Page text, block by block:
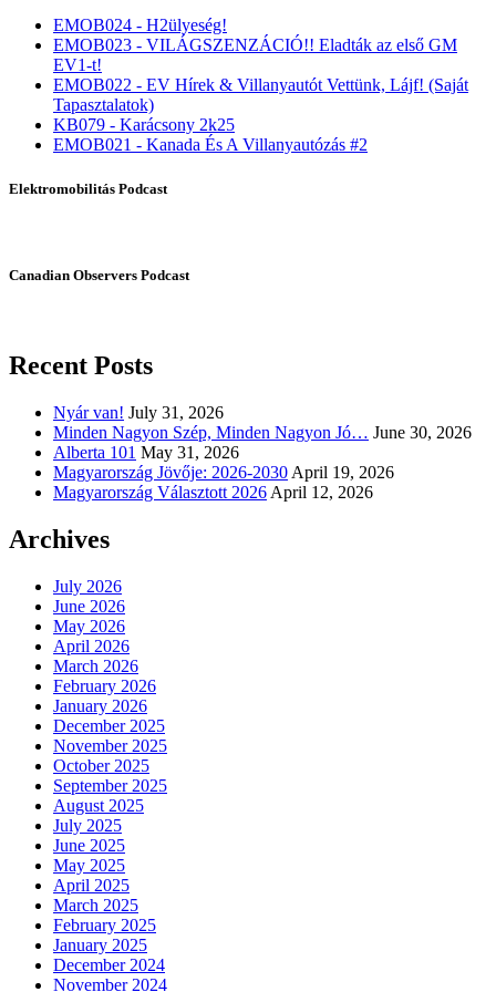
EMOB024 - H2ülyeség!
EMOB023 - VILÁGSZENZÁCIÓ!! Eladták az első GM
EV1-t!
EMOB022 - EV Hírek & Villanyautót Vettünk, Lájf! (Saját
Tapasztalatok)
KB079 - Karácsony 2k25
EMOB021 - Kanada És A Villanyautózás #2
Elektromobilitás Podcast
Canadian Observers Podcast
Recent Posts
Nyár van! July 31, 2026
Minden Nagyon Szép, Minden Nagyon Jó… June 30, 2026
Alberta 101 May 31, 2026
Magyarország Jövője: 2026-2030 April 19, 2026
Magyarország Választott 2026 April 12, 2026
Archives
July 2026
June 2026
May 2026
April 2026
March 2026
February 2026
January 2026
December 2025
November 2025
October 2025
September 2025
August 2025
July 2025
June 2025
May 2025
April 2025
March 2025
February 2025
January 2025
December 2024
November 2024